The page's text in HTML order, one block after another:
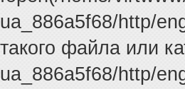
ua_886a5f68/http/
такого файла или
ua_886a5f68/http/